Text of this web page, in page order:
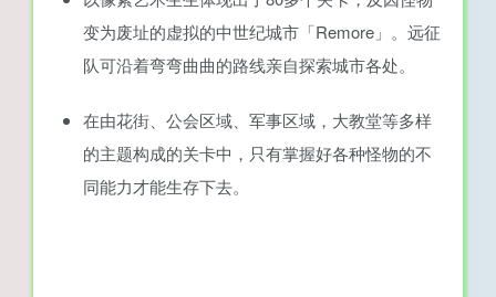
变为废址的虚拟的中世纪城市「Remore」。远征
队可沿着弯弯曲曲的路线亲自探索城市各处。
在由花街、公会区域、军事区域，大教堂等多样
的主题构成的关卡中，只有掌握好各种怪物的不
同能力才能生存下去。